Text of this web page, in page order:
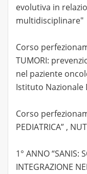
evolutiva in
multidisciplinare"
Corso
TUMORI:
nel paziente
Istituto Nazionale
Corso
PEDIATRICA” ,
1° ANNO “SANIS:
INTEGRAZIONE